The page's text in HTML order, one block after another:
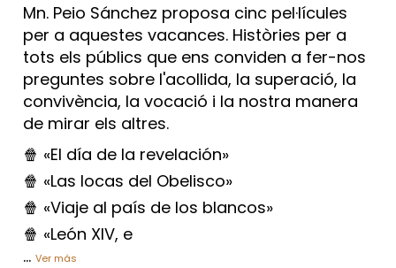
Mn. Peio Sánchez proposa cinc pel·lícules
per a aquestes vacances. Històries per a
tots els públics que ens conviden a fer-nos
preguntes sobre l'acollida, la superació, la
convivència, la vocació i la nostra manera
de mirar els altres.
🍿 «El día de la revelación»
🍿 «Las locas del Obelisco»
🍿 «Viaje al país de los blancos»
🍿 «León XIV, e
... Ver más